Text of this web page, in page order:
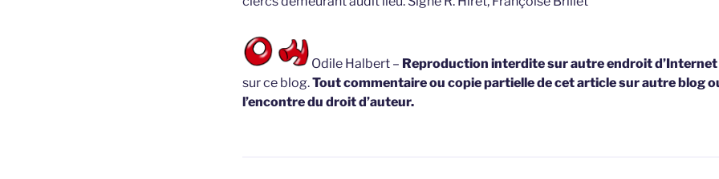
Odile Halbert – Reproduction interdite sur autre endroit d’Internet
sur ce blog.Tout commentaire ou copie partielle de cet article sur autre blog
l’encontre du droit d’auteur.